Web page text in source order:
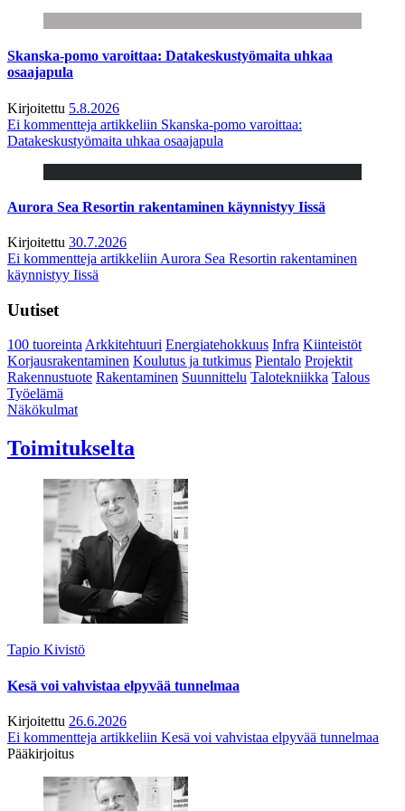
Skanska-pomo varoittaa: Datakeskustyömaita uhkaa
osaajapula
Kirjoitettu 5.8.2026
Ei kommentteja artikkeliin Skanska-pomo varoittaa:
Datakeskustyömaita uhkaa osaajapula
Aurora Sea Resortin rakentaminen käynnistyy Iissä
Kirjoitettu 30.7.2026
Ei kommentteja artikkeliin Aurora Sea Resortin rakentaminen
käynnistyy Iissä
Uutiset
100 tuoreintaArkkitehtuuri Energiatehokkuus Infra Kiinteistöt
Korjausrakentaminen Koulutus ja tutkimus Pientalo Projektit
Rakennustuote Rakentaminen Suunnittelu Talotekniikka Talous
Työelämä
Näkökulmat
Toimitukselta
Tapio Kivistö
Kesä voi vahvistaa elpyvää tunnelmaa
Kirjoitettu 26.6.2026
Ei kommentteja artikkeliin Kesä voi vahvistaa elpyvää tunnelmaa
Pääkirjoitus